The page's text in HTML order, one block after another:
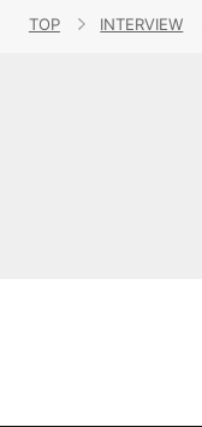
TOP INTERVIEW